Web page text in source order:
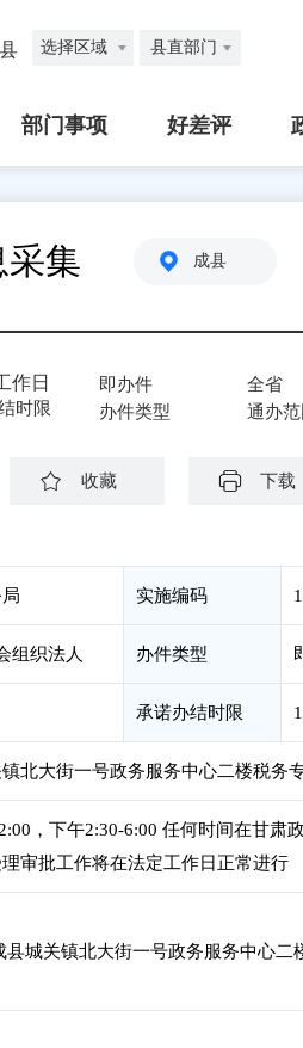
选择区域 县直部门
部门事项 好差评
采集 成县
作日
时限
即办件
办件类型
全省
通办范
收藏 下载
实施编码
组织法人 办件类型
承诺办结时限
北大街一号政务服务中心二楼税务
，下午2:30-6:00 任何时间在甘肃
审批工作将在法定工作日正常进行
县城关镇北大街一号政务服务中心二